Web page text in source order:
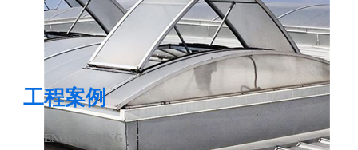
工程案例
ENGINEERING CASE